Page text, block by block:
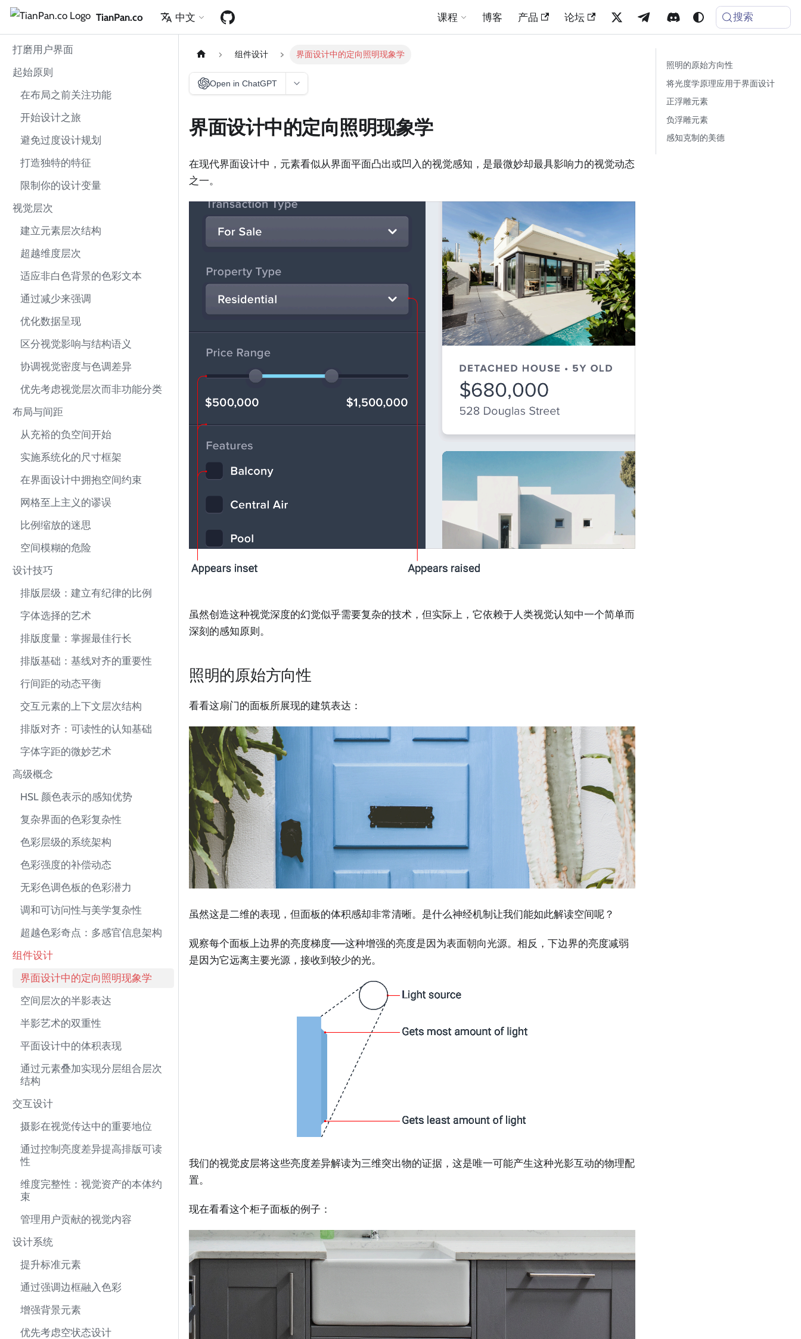
TianPan.co 中文 课程 博客 产品 论坛 搜索
打磨用户界面
起始原则
在布局之前关注功能
开始设计之旅
避免过度设计规划
打造独特的特征
限制你的设计变量
视觉层次
建立元素层次结构
超越维度层次
适应非白色背景的色彩文本
通过减少来强调
优化数据呈现
区分视觉影响与结构语义
协调视觉密度与色调差异
优先考虑视觉层次而非功能分类
布局与间距
从充裕的负空间开始
实施系统化的尺寸框架
在界面设计中拥抱空间约束
网格至上主义的谬误
比例缩放的迷思
空间模糊的危险
设计技巧
排版层级：建立有纪律的比例
字体选择的艺术
排版度量：掌握最佳行长
排版基础：基线对齐的重要性
行间距的动态平衡
交互元素的上下文层次结构
排版对齐：可读性的认知基础
字体字距的微妙艺术
高级概念
HSL 颜色表示的感知优势
复杂界面的色彩复杂性
色彩层级的系统架构
色彩强度的补偿动态
无彩色调色板的色彩潜力
调和可访问性与美学复杂性
超越色彩奇点：多感官信息架构
组件设计
界面设计中的定向照明现象学
空间层次的半影表达
半影艺术的双重性
平面设计中的体积表现
通过元素叠加实现分层组合层次
结构
交互设计
摄影在视觉传达中的重要地位
通过控制亮度差异提高排版可读
性
维度完整性：视觉资产的本体约
束
管理用户贡献的视觉内容
设计系统
提升标准元素
通过强调边框融入色彩
增强背景元素
优先考虑空状态设计
组件设计 界面设计中的定向照明现象学
Open in ChatGPT
界面设计中的定向照明现象学
在现代界面设计中，元素看似从界面平面凸出或凹入的视觉感知，是最微妙却最具影响力的视觉动态
之一。
虽然创造这种视觉深度的幻觉似乎需要复杂的技术，但实际上，它依赖于人类视觉认知中一个简单而
深刻的感知原则。
照明的原始方向性
看看这扇门的面板所展现的建筑表达：
虽然这是二维的表现，但面板的体积感却非常清晰。是什么神经机制让我们能如此解读空间呢？
观察每个面板上边界的亮度梯度——这种增强的亮度是因为表面朝向光源。相反，下边界的亮度减弱
是因为它远离主要光源，接收到较少的光。
我们的视觉皮层将这些亮度差异解读为三维突出物的证据，这是唯一可能产生这种光影互动的物理配
置。
现在看看这个柜子面板的例子：
照明的原始方向性
将光度学原理应用于界面设计
正浮雕元素
负浮雕元素
感知克制的美德